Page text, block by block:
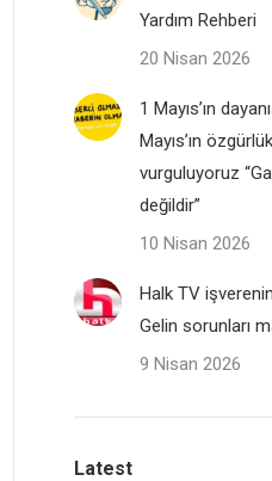
Yardım Rehberi
20 Nisan 2026
1 Mayıs’ın
Mayıs’ın
vurguluyoruz
değildir”
10 Nisan 2026
Halk TV
Gelin sorunları
9 Nisan 2026
Latest